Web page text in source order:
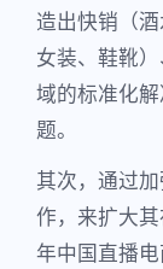
造出快销（
女装、鞋靴
域的标准化
题。
其次，通过
作，来扩大
年中国直播